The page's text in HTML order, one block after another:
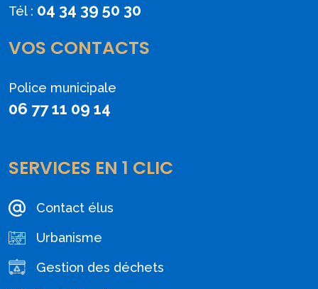
Tél : 04 34 39 50 30
VOS CONTACTS
Police municipale
06 77 11 09 14
SERVICES EN 1 CLIC
Contact élus
Urbanisme
Gestion des déchets